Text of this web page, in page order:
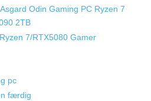
Odin Gaming PC Ryzen 7
2TB
7/RTX5080 Gamer
pc
færdig